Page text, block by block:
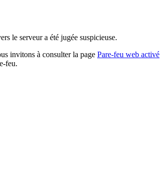
le serveur a été jugée suspicieuse.
invitons à consulter la page Pare-feu web activé
feu.